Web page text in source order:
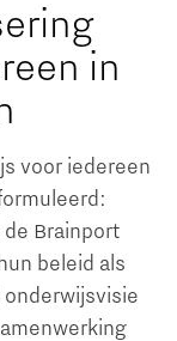
in
voor iedereen
de Brainport
beleid als